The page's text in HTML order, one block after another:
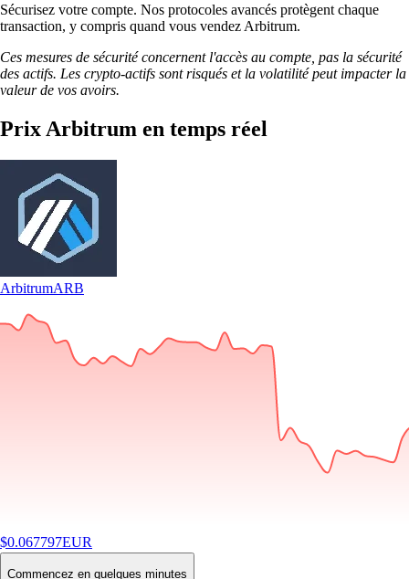
Sécurisez votre compte. Nos protocoles avancés protègent chaque
transaction, y compris quand vous vendez Arbitrum.
Ces mesures de sécurité concernent l'accès au compte, pas la sécurité
des actifs. Les crypto-actifs sont risqués et la volatilité peut impacter la
valeur de vos avoirs.
Prix Arbitrum en temps réel
ArbitrumARB
$0.067797EUR
-2.76%24H
Buy
Commencez en quelques minutes